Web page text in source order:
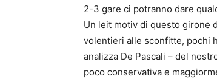
2-3 gare ci potranno dare
Un leit motiv di questo girone
volentieri alle sconfitte, pochi
analizza De Pascali – del
poco conservativa e